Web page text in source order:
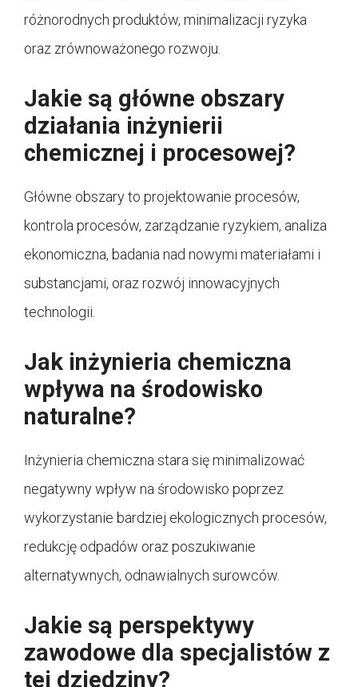
różnorodnych produktów, minimalizacji ryzyka
oraz zrównoważonego rozwoju.
Jakie są główne obszary
działania inżynierii
chemicznej i procesowej?
Główne obszary to projektowanie procesów,
kontrola procesów, zarządzanie ryzykiem, analiza
ekonomiczna, badania nad nowymi materiałami i
substancjami, oraz rozwój innowacyjnych
technologii.
Jak inżynieria chemiczna
wpływa na środowisko
naturalne?
Inżynieria chemiczna stara się minimalizować
negatywny wpływ na środowisko poprzez
wykorzystanie bardziej ekologicznych procesów,
redukcję odpadów oraz poszukiwanie
alternatywnych, odnawialnych surowców.
Jakie są perspektywy
zawodowe dla specjalistów z
tej dziedziny?